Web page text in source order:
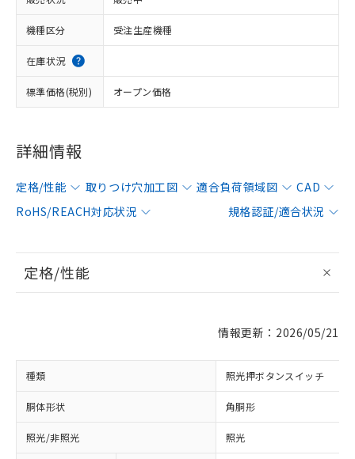
機種区分 受注生産機種
在庫状況
標準価格(税別) オープン価格
詳細情報
定格/性能 取りつけ穴加工図 適合負荷領域図
CAD
RoHS/REACH対応状況
規格認証/適合状況
定格/性能
情報更新：2026/05/21
種類 照光押ボタンスイッチ
胴体形状 角胴形
照光/非照光 照光